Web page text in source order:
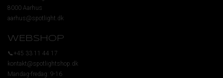
8000 Aarhus
aarhus@spotlight.dk
WEBSHOP
📞+45 33 11 44 17
kontakt@spotlightshop.dk
Mandag-fredag: 9-16